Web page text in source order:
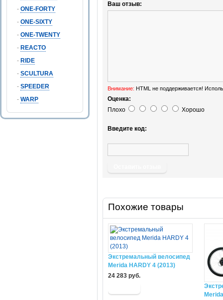
- ONE-FORTY
- ONE-SIXTY
- ONE-TWENTY
- REACTO
- RIDE
- SCULTURA
- SPEEDER
- WARP
Ваш отзыв:
Внимание: HTML не поддерживается!
Оценка:
Плохо
Хорошо
Введите код:
Похожие товары
Экстремальный велосипед
Merida HARDY 4 (2013)
24 283 руб.